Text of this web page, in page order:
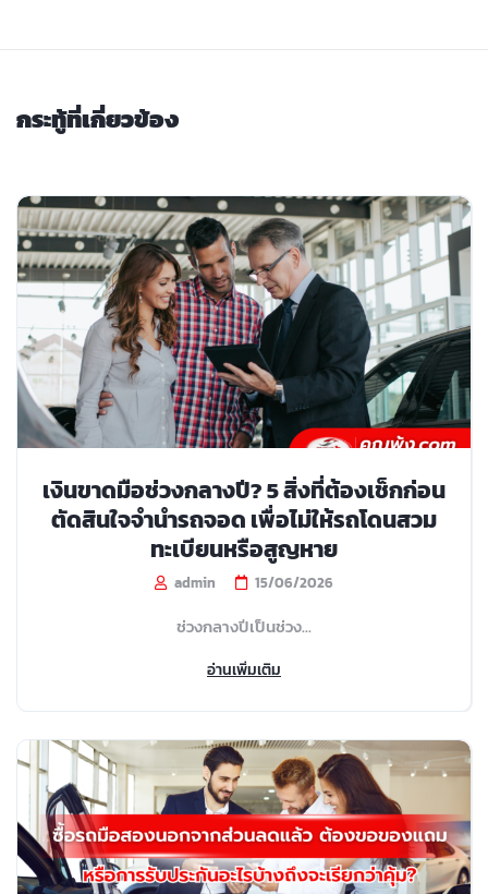
กระทู้ที่เกี่ยวข้อง
เงินขาดมือช่วงกลางปี? 5 สิ่งที่ต้องเช็กก่อน
ตัดสินใจจำนำรถจอด เพื่อไม่ให้รถโดนสวม
ทะเบียนหรือสูญหาย
admin 15/06/2026
ช่วงกลางปีเป็นช่วง...
อ่านเพิ่มเติม